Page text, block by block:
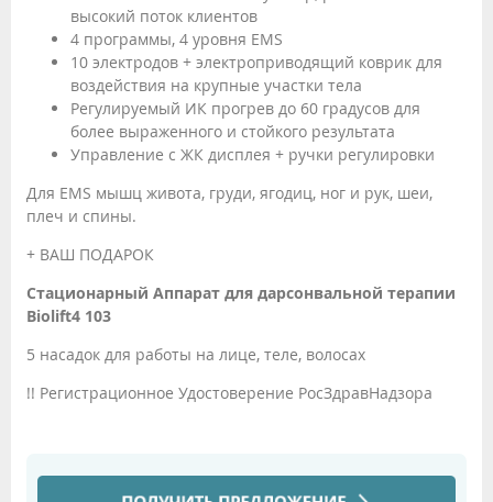
высокий поток клиентов
4 программы, 4 уровня EMS
10 электродов + электроприводящий коврик для
воздействия на крупные участки тела
Регулируемый ИК прогрев до 60 градусов для
более выраженного и стойкого результата
Управление с ЖК дисплея + ручки регулировки
Для EMS мышц живота, груди, ягодиц, ног и рук, шеи,
плеч и спины.
+ ВАШ ПОДАРОК
Стационарный Аппарат для дарсонвальной терапии
Biolift4 103
5 насадок для работы на лице, теле, волосах
!! Регистрационное Удостоверение РосЗдравНадзора